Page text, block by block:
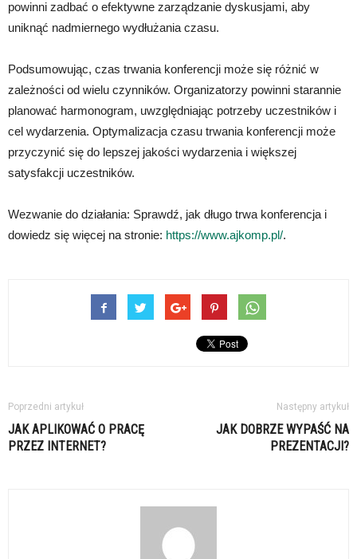
powinni zadbać o efektywne zarządzanie dyskusjami, aby
uniknąć nadmiernego wydłużania czasu.
Podsumowując, czas trwania konferencji może się różnić w
zależności od wielu czynników. Organizatorzy powinni starannie
planować harmonogram, uwzględniając potrzeby uczestników i
cel wydarzenia. Optymalizacja czasu trwania konferencji może
przyczynić się do lepszej jakości wydarzenia i większej
satysfakcji uczestników.
Wezwanie do działania: Sprawdź, jak długo trwa konferencja i
dowiedz się więcej na stronie: https://www.ajkomp.pl/.
Poprzedni artykuł
JAK APLIKOWAĆ O PRACĘ
PRZEZ INTERNET?
Następny artykuł
JAK DOBRZE WYPAŚĆ NA
PREZENTACJI?